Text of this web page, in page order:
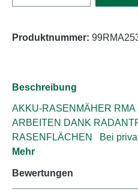
Produktnummer:
Beschreibung
AKKU-RASENMÄHER RMA
ARBEITEN DANK
RASENFLÄCHEN Bei
Mehr
Bewertungen